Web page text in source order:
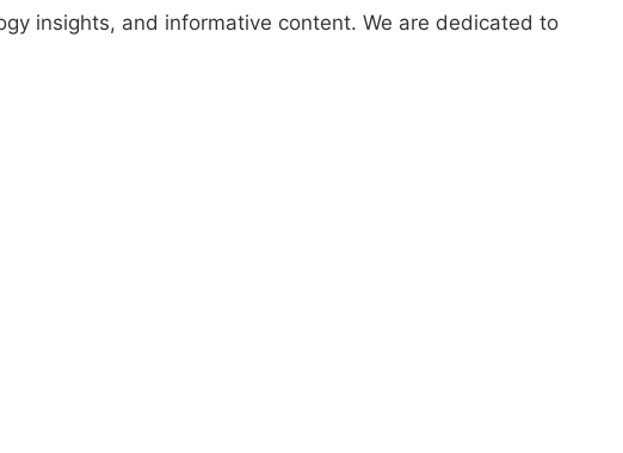
insights, and informative content. We are dedicated to